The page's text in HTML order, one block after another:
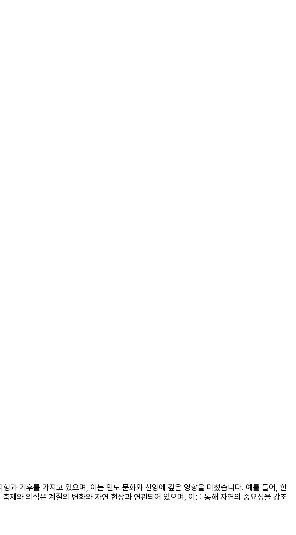
과 기후를 가지고 있으며, 이는 인도 문화와 신앙에 깊은 영향을 미쳤습니다. 예를 들어, 힌
제와 의식은 계절의 변화와 자연 현상과 연관되어 있으며, 이를 통해 자연의 중요성을 강조